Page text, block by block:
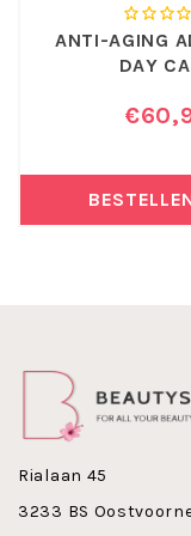
Maak nu kennis
ANTI-AGING
DAY
Rialaan 45
3233 BS